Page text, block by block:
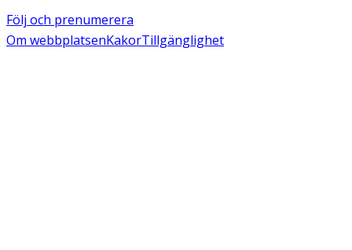
Följ och prenumerera
Om webbplatsenKakorTillgänglighet